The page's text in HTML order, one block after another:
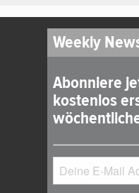
Weekly
Abonniere
kostenlos